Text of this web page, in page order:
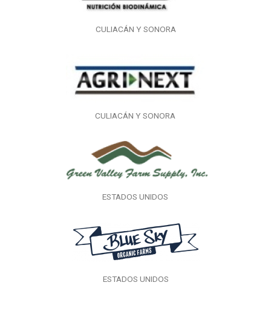
CULIACÁN Y SONORA
CULIACÁN Y SONORA
ESTADOS UNIDOS
ESTADOS UNIDOS